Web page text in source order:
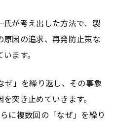
氏が考え出した方法で、製
因の追求、再発防止策な
ます。
ぜ」を繰り返し、その事象
突き止めていきます。
に複数回の「なぜ」を繰り